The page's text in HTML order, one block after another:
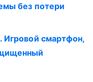
без потери
Игровой смартфон,